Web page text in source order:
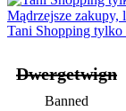
Mądrzejsze zakupy,
Tani Shopping tylko
Dwergetwign
Banned